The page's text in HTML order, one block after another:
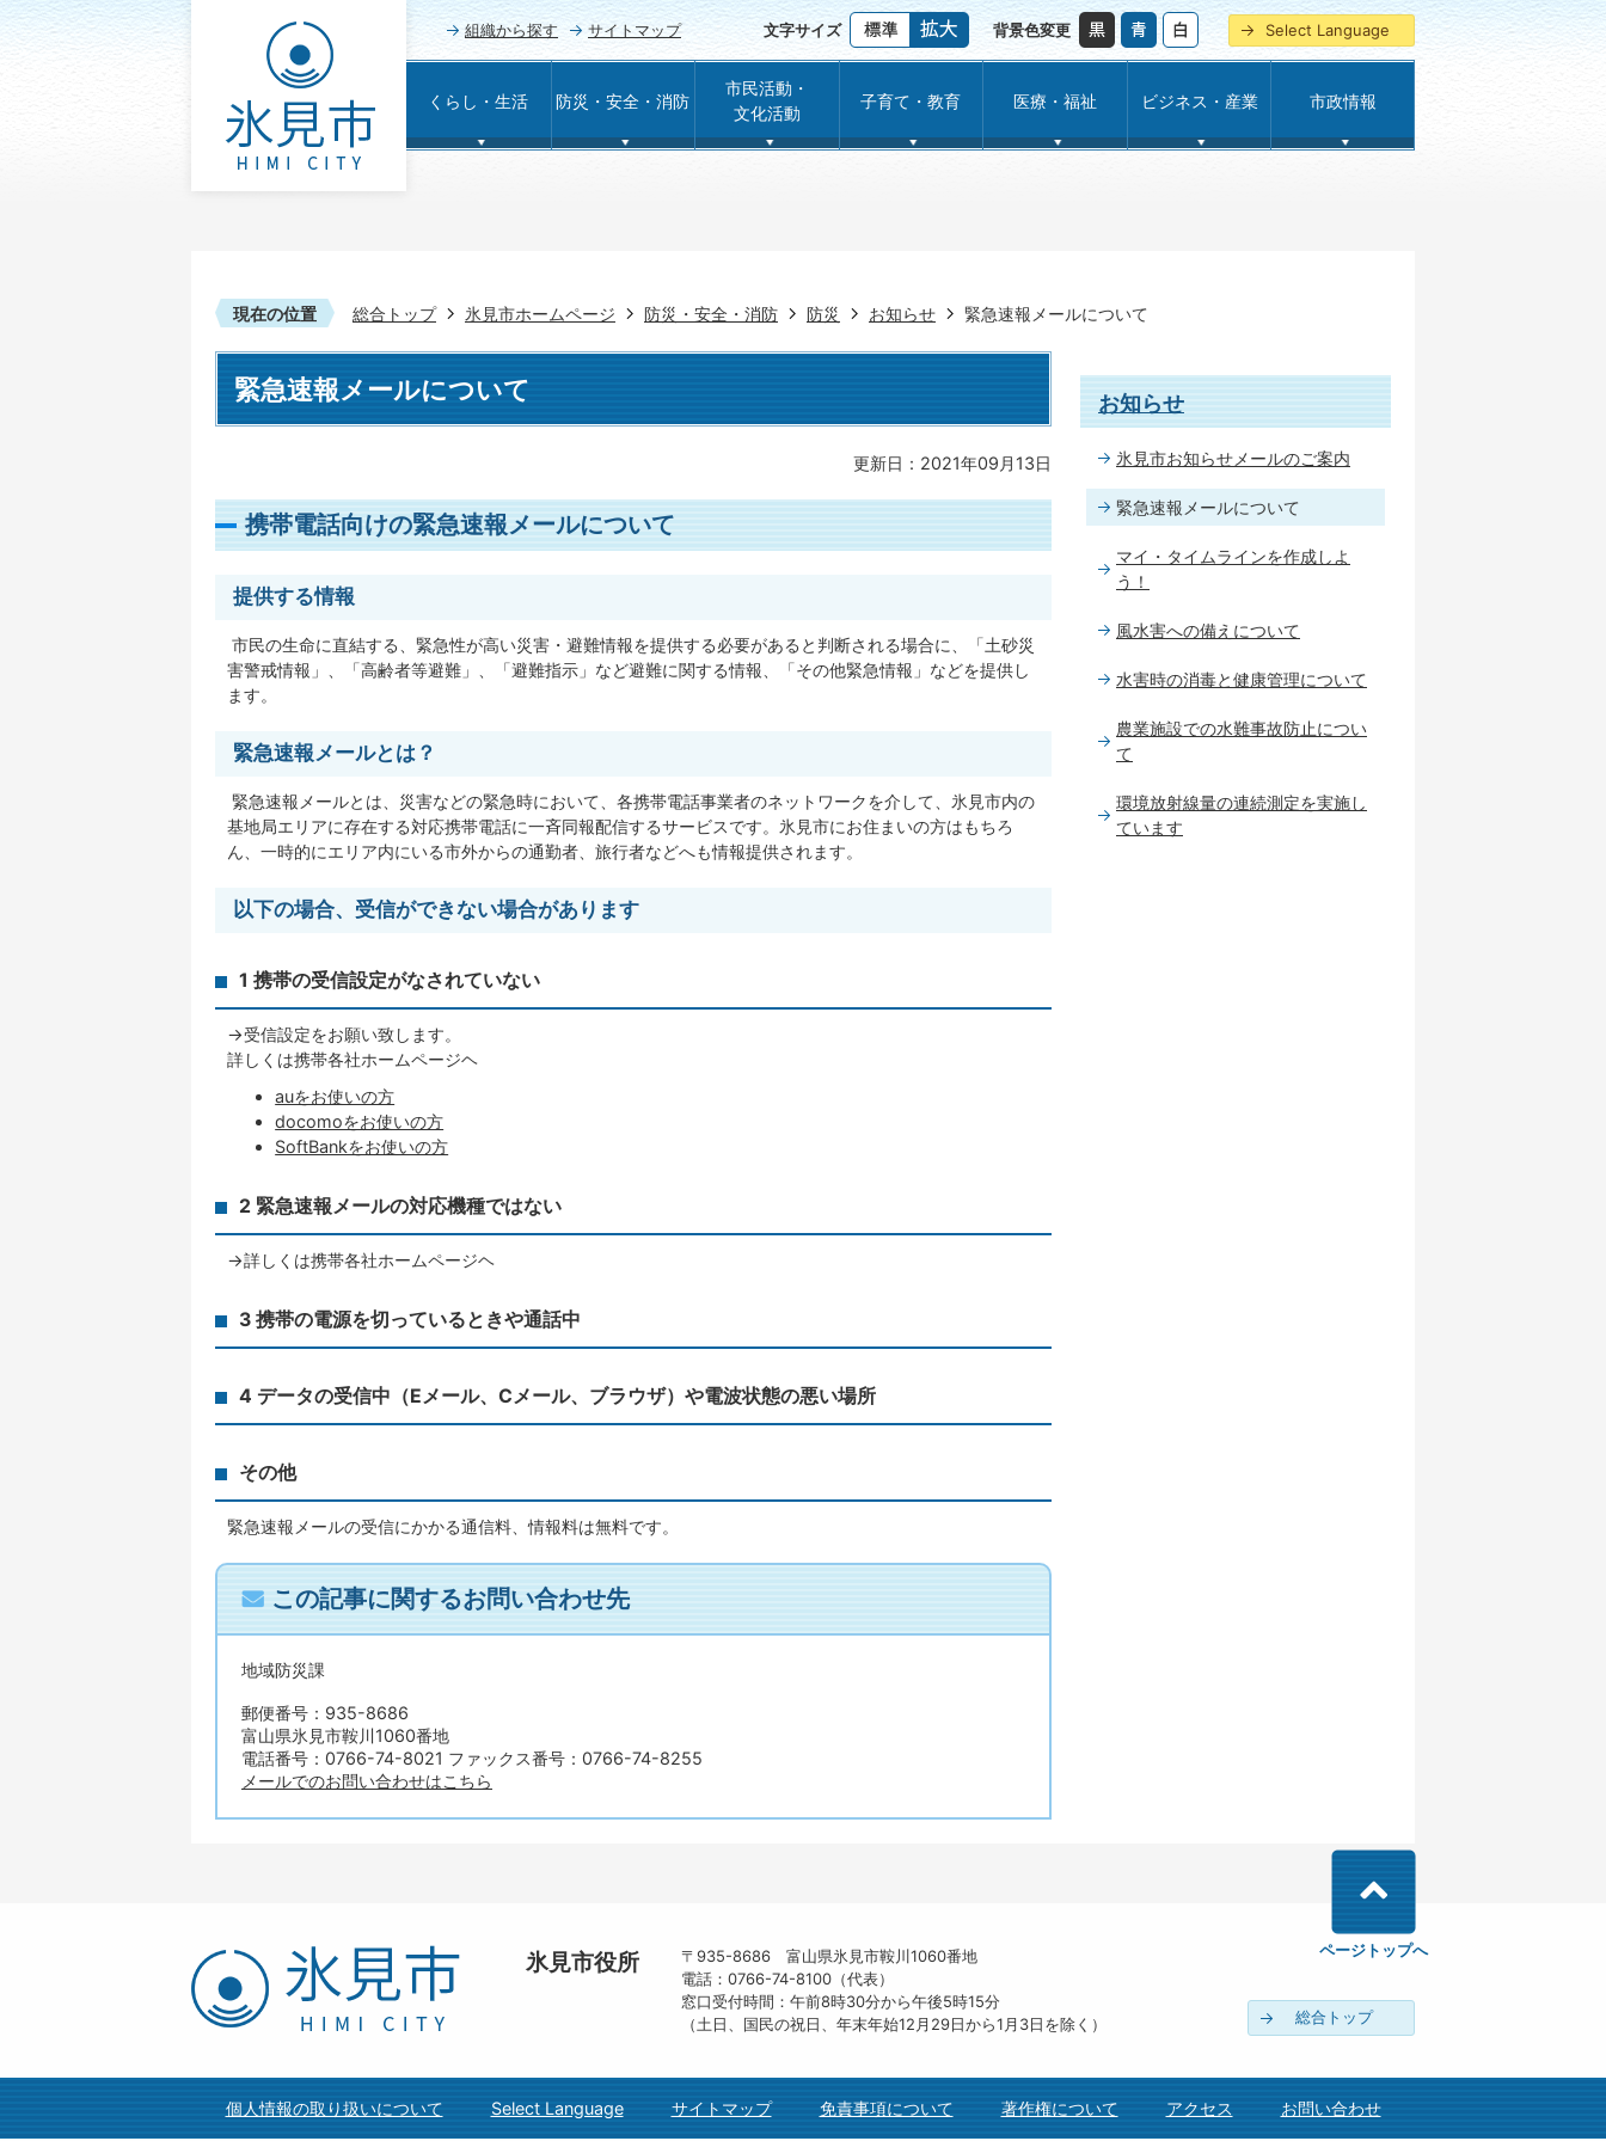
組織から探す サイトマップ 文字サイズ 背景色変更 Select Language
くらし・生活 防災・安全・消防
市民活動・
文化活動
子育て・教育 医療・福祉 ビジネス・産業 市政情報
現在の位置 総合トップ 氷見市ホームページ 防災・安全・消防 防災 お知らせ 緊急速報メールについて
緊急速報メールについて
更新日：2021年09月13日
携帯電話向けの緊急速報メールについて
提供する情報
市民の生命に直結する、緊急性が高い災害・避難情報を提供する必要があると判断される場合に、「土砂災
害警戒情報」、「高齢者等避難」、「避難指示」など避難に関する情報、「その他緊急情報」などを提供し
ます。
緊急速報メールとは？
緊急速報メールとは、災害などの緊急時において、各携帯電話事業者のネットワークを介して、氷見市内の
基地局エリアに存在する対応携帯電話に一斉同報配信するサービスです。氷見市にお住まいの方はもちろ
ん、一時的にエリア内にいる市外からの通勤者、旅行者などへも情報提供されます。
以下の場合、受信ができない場合があります
1 携帯の受信設定がなされていない
→受信設定をお願い致します。
詳しくは携帯各社ホームページヘ
auをお使いの方
docomoをお使いの方
SoftBankをお使いの方
2 緊急速報メールの対応機種ではない
→詳しくは携帯各社ホームページヘ
3 携帯の電源を切っているときや通話中
4 データの受信中（Eメール、Cメール、ブラウザ）や電波状態の悪い場所
その他
緊急速報メールの受信にかかる通信料、情報料は無料です。
この記事に関するお問い合わせ先
地域防災課
郵便番号：935-8686
富山県氷見市鞍川1060番地
電話番号：0766-74-8021 ファックス番号：0766-74-8255
メールでのお問い合わせはこちら
お知らせ
氷見市お知らせメールのご案内
緊急速報メールについて
マイ・タイムラインを作成しよ
う！
風水害への備えについて
水害時の消毒と健康管理について
農業施設での水難事故防止につい
て
環境放射線量の連続測定を実施し
ています
ページトップへ
氷
見
市
HIMI
氷見市役所
〒935-8686 富山県氷見市鞍川1060番地
電話：0766-74-8100（代表）
窓口受付時間：午前8時30分から午後5時15分
（土日、国民の祝日、年末年始12月29日から1月3日を除く）
総合トップ
個人情報の取り扱いについて Select Language サイトマップ 免責事項について 著作権について アクセス お問い合わせ